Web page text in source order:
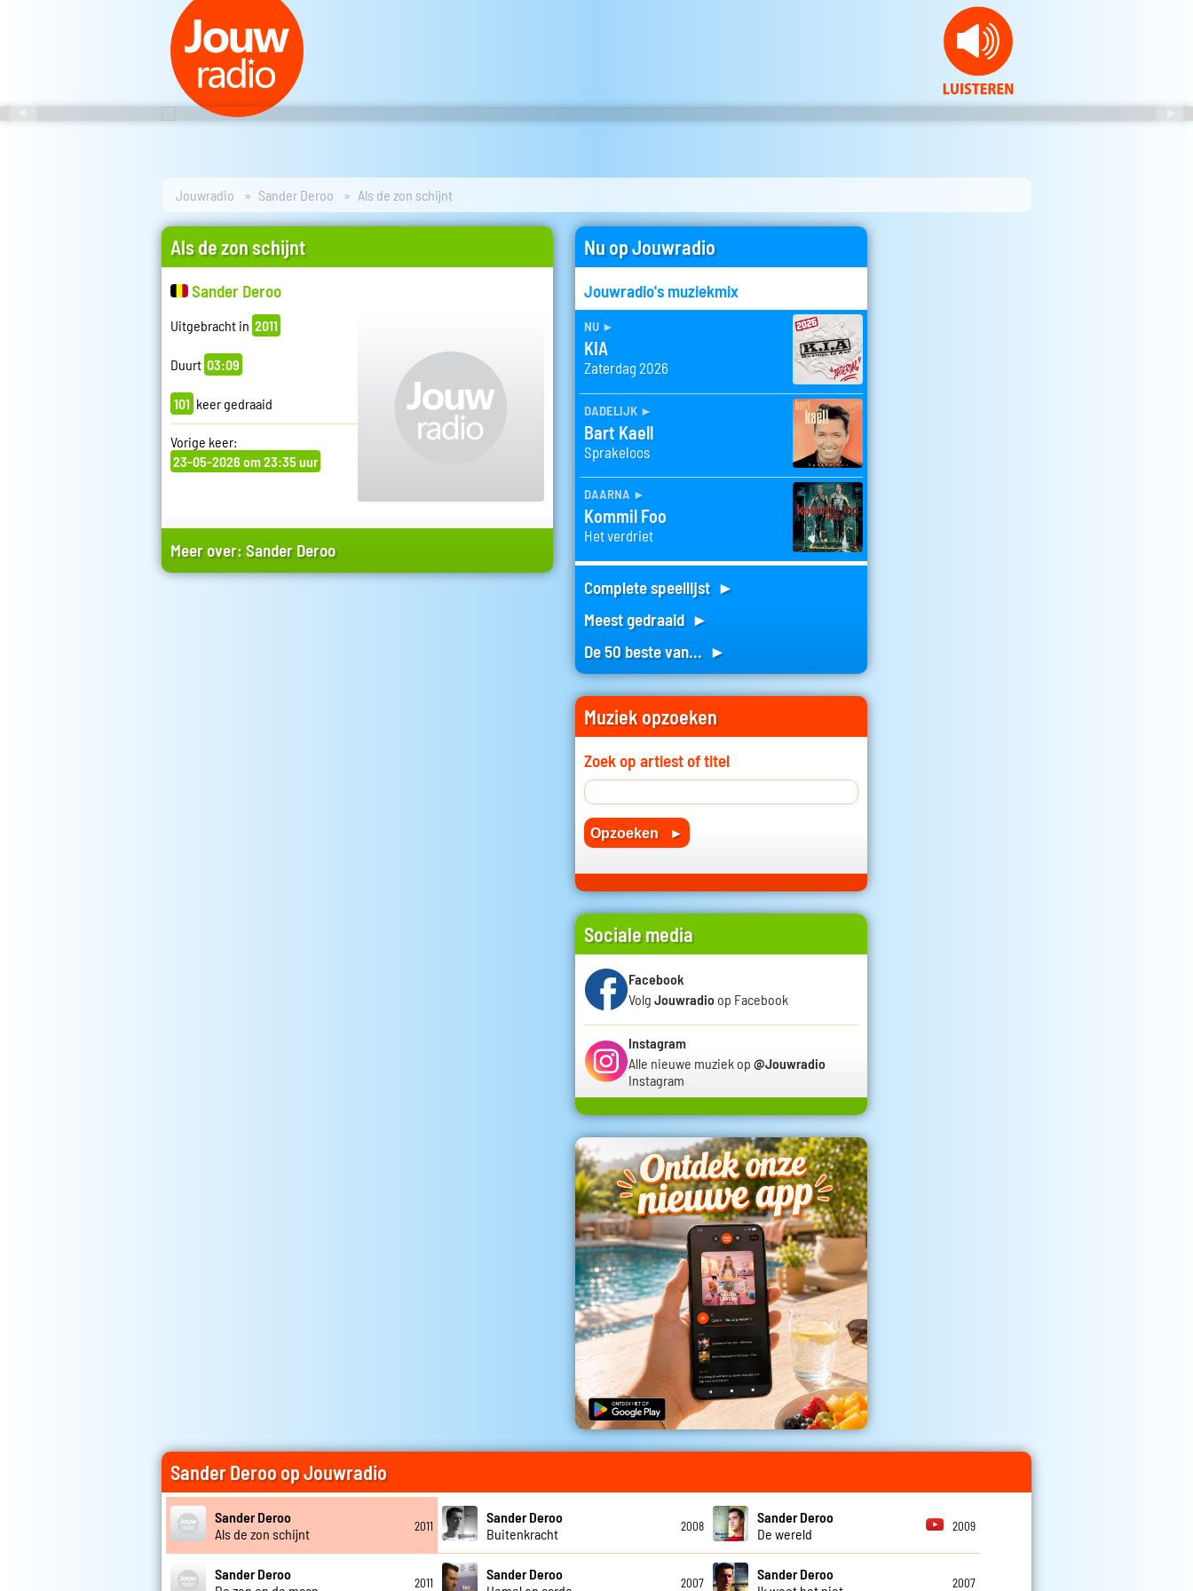
Jouwradio Sander Deroo Als de zon schijnt
Als de zon schijnt
Sander Deroo
Uitgebracht in 2011
Duurt 03:09
101 keer gedraaid
Vorige keer:
23-05-2026 om 23:35 uur
Meer over:Sander Deroo
Nu op Jouwradio
Jouwradio's muziekmix
nu ►
KIA
Zaterdag 2026
dadelijk ►
Bart Kaell
Sprakeloos
daarna ►
Kommil Foo
Het verdriet
Complete speellijst ►
Meest gedraaid ►
De 50 beste van... ►
Muziek opzoeken
Zoek op artiest of titel
Sociale media
Facebook
Volg Jouwradio op Facebook
Instagram
Alle nieuwe muziek op @Jouwradio
Instagram
Sander Deroo op Jouwradio
Sander Deroo
Als de zon schijnt
2011
Sander Deroo
Buitenkracht
2008
Sander Deroo
De wereld
2009
Sander Deroo
2011
Sander Deroo
2007
Sander Deroo
2007